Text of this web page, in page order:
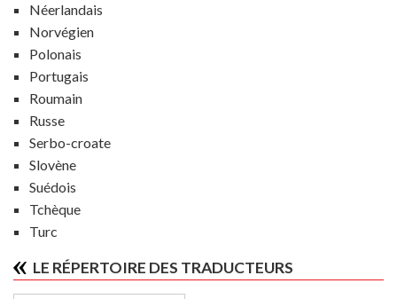
Néerlandais
Norvégien
Polonais
Portugais
Roumain
Russe
Serbo-croate
Slovène
Suédois
Tchèque
Turc
LE RÉPERTOIRE DES TRADUCTEURS